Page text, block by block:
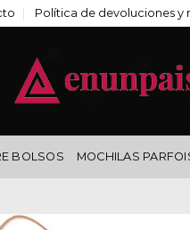
Política de devoluciones y
BOLSOS MOCHILAS